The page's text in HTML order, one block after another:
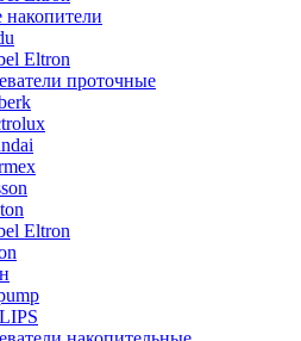
Eltron
проточные
Eltron